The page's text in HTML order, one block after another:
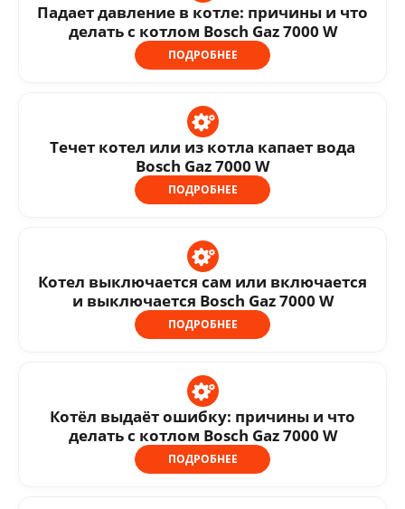
Падает давление в котле: причины и что
делать с котлом Bosch Gaz 7000 W
ПОДРОБНЕЕ
Течет котел или из котла капает вода
Bosch Gaz 7000 W
ПОДРОБНЕЕ
Котел выключается сам или включается
и выключается Bosch Gaz 7000 W
ПОДРОБНЕЕ
Котёл выдаёт ошибку: причины и что
делать с котлом Bosch Gaz 7000 W
ПОДРОБНЕЕ